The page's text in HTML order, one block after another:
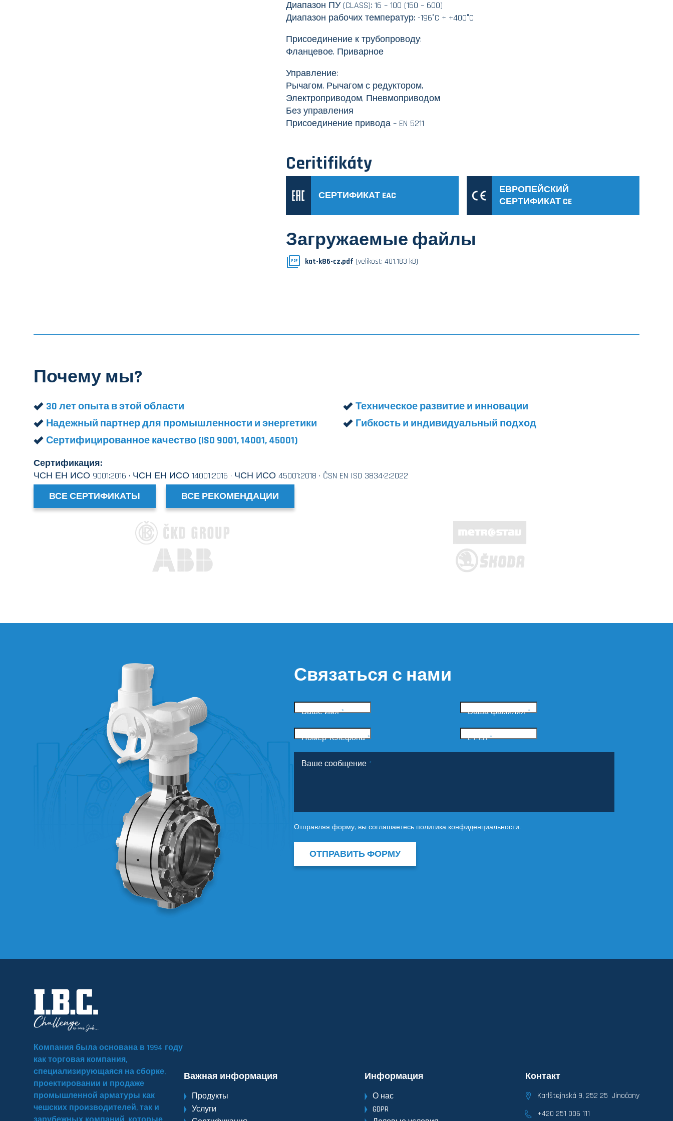
Диапазон ПУ (CLASS): 16 – 100 (150 – 600)
Диапазон рабочих температур: -196°C ÷ +400°C
Присоединение к трубопроводу:
Фланцевое, Приварное
Управление:
Рычагом, Рычагом с редуктором,
Электроприводом, Пневмоприводом
Без управления
Присоединение привода – EN 5211
Ceritifikáty
СЕРТИФИКАТ EAC
ЕВРОПЕЙСКИЙ
СЕРТИФИКАТ CE
Загружаемые файлы
PDF kat-k86-cz.pdf (velikost: 401.183 kB)
Почему мы?
30 лет опыта в этой области
Техническое развитие и инновации
Надежный партнер для промышленности и энергетики
Гибкость и индивидуальный подход
Сертифицированное качество (ISO 9001, 14001, 45001)
Сертификация:
ЧСН ЕН ИСО 9001:2016 · ЧСН ЕН ИСО 14001:2016 · ЧСН ИСО 45001:2018 · ČSN EN ISO 3834·2:2022
ВСЕ СЕРТИФИКАТЫ
ВСЕ РЕКОМЕНДАЦИИ
Связаться с нами
Ваше имя* Ваша фамилия*
Номер телефона* E-mail*
Ваше сообщение *
Отправляя форму, вы соглашаетесь политика конфиденциальности.
ОТПРАВИТЬ ФОРМУ
Компания была основана в 1994 году
как торговая компания,
специализирующаяся на сборке,
проектировании и продаже
промышленной арматуры как
чешских производителей, так и
Важная информация
Продукты
Услуги
Информация
О нас
GDPR
Контакт
Karlštejnská 9, 252 25 Jinočany
+420 251 006 111